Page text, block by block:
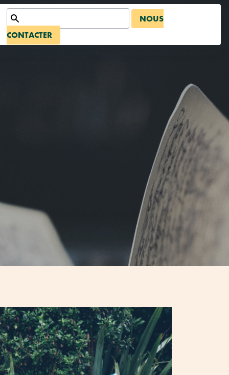
NOUS
CONTACTER